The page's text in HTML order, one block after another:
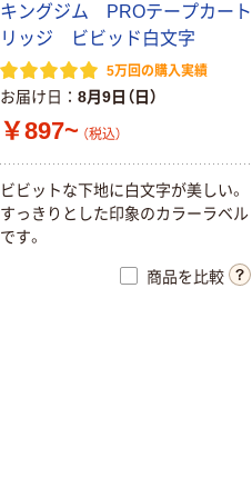
キングジム PROテープカート
リッジ ビビッド白文字
5万回の購入実績
お届け日 8月9日（日）
￥897~ （税込）
ビビットな下地に白文字が美しい。
すっきりとした印象のカラーラベル
です。
商品を比較